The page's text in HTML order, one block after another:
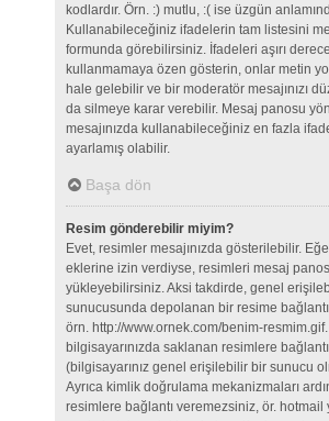
kodlardır. Örn. :) mutlu, :( ise üzgün
Kullanabileceğiniz ifadelerin tam listesini
formunda görebilirsiniz. İfadeleri aşırı
kullanmamaya özen gösterin, onlar metin
hale gelebilir ve bir moderatör mesajınızı
da silmeye karar verebilir. Mesaj panosu
mesajınızda kullanabileceğiniz en fazla ifade
ayarlamış olabilir.
Başa dön
Resim gönderebilir miyim?
Evet, resimler mesajınızda gösterilebilir.
eklerine izin verdiyse, resimleri mesaj
yükleyebilirsiniz. Aksi takdirde, genel
sunucusunda depolanan bir resime
örn. http://www.ornek.com/benim-
bilgisayarınızda saklanan resimlere
(bilgisayarınız genel erişilebilir bir sunucu
Ayrıca kimlik doğrulama mekanizmaları
resimlere bağlantı veremezsiniz, ör. hotmail